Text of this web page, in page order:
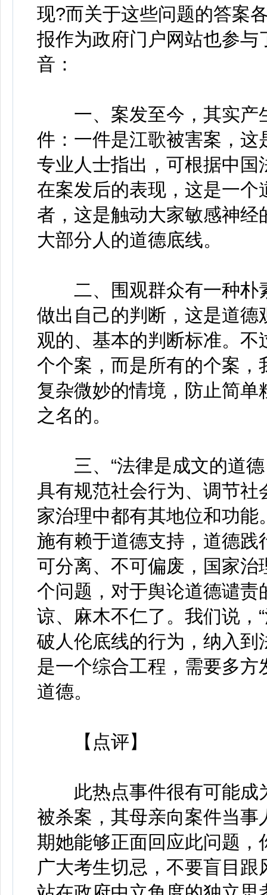
现?而关于这些问题的答案
报作为政府门户网站也参
音：
一、案发至今，其实产
件：一件是江歌被害案，
专业人士指出，可根据中
在案发后的表现，这是一
者，这是触动大家敏感神
大部分人的道德底线。
二、围观群众有一种朴
做出自己的判断，这是道
观的、基本的判断标准。
个个案，而是所有的个案
复杂微妙的情境，防止简
之名的。
三、“法律是成文的道德
具有规范社会行为、调节
家治理中都有其地位和功
施有赖于道德支持，道德
可分离、不可偏废，国家
个问题，对于舆论道德谴
谅、麻木不仁了。我们说，
破人伦底线的行为，纳入
是一个综合工程，需要多
道德。
【点评】
此热点事件很有可能成
被杀案，其母亲向案件当
期她能够正面回应此问题
广大考生切忌，不要盲目